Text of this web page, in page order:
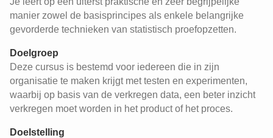
manier zowel de basisprincipes als enkele belangrijke
gevorderde technieken van statistisch proefopzetten.
Doelgroep
Deze cursus is bestemd voor iedereen die in zijn
organisatie te maken krijgt met testen en experimenten,
waarbij op basis van de verkregen data, een beter inzicht
verkregen moet worden in het product of het proces.
Doelstelling